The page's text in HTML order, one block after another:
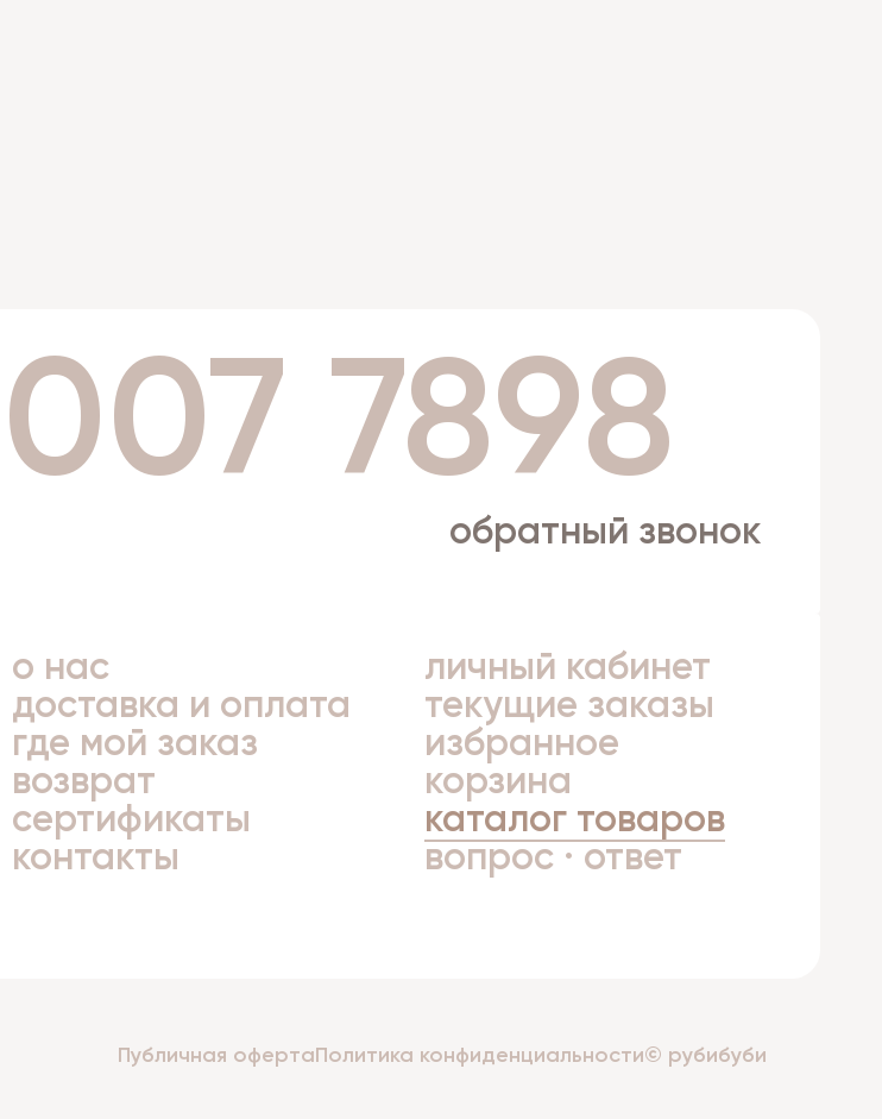
7898
обратный звонок
о нас
доставка и оплата
где мой заказ
возврат
сертификаты
контакты
личный кабинет
текущие заказы
избранное
корзина
каталог товаров
вопрос · ответ
Публичная оферта Политика конфиденциальности© рубибуби